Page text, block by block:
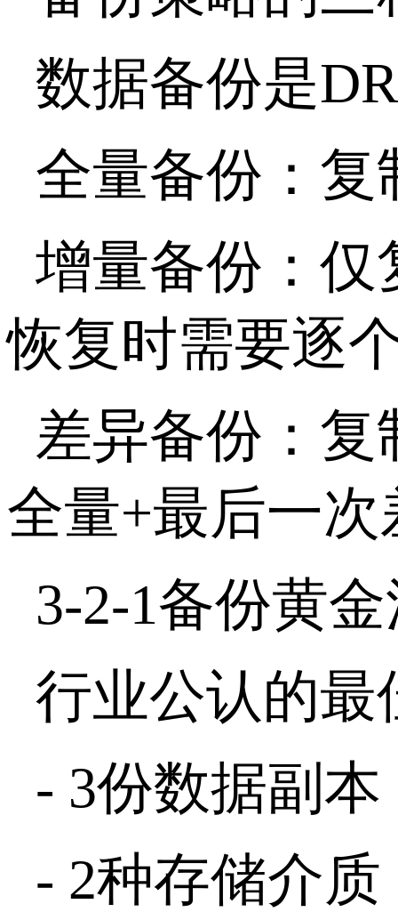
数据备份是DR
全量备份：复
增量备份：仅
恢复时需要逐
差异备份：
全量+最后一
3-2-1备份黄
行业公认的最
- 3份数据副
- 2种存储介